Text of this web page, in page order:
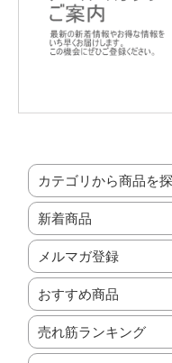
カテゴリから商品を
新着商品
メルマガ登録
おすすめ商品
売れ筋ランキング